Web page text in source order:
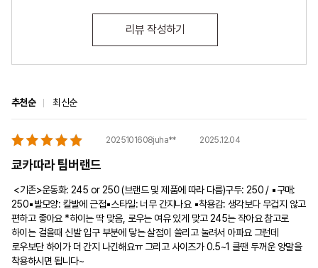
리뷰 작성하기
추천순 최신순
2025101608juha** 2025.12.04
쿄카따라 팀버랜드
250▪발모양: 칼발에 근접▪︎스타일: 너무 간지나요 ▪︎착용감: 생각보다 무겁지 않고
편하고 좋아요 *하이는 딱 맞음, 로우는 여유 있게 맞고 245는 작아요 참고로
하이는 걸을때 신발 입구 부분에 닿는 살점이 쓸리고 눌려서 아파요 그런데
로우보단 하이가 더 간지 나긴해요ㅠ 그리고 사이즈가 0.5~1 클땐 두꺼운 양말을
착용하시면 됩니다~